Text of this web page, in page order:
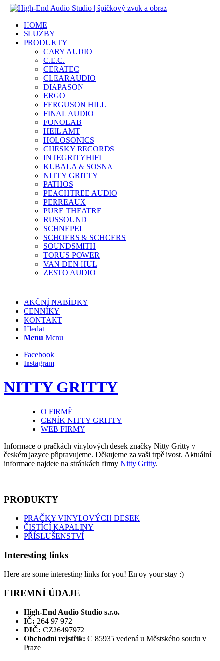
HOME
SLUŽBY
PRODUKTY
CARY AUDIO
C.E.C.
CERATEC
CLEARAUDIO
DIAPASON
ERGO
FERGUSON HILL
FINAL AUDIO
FONOLAB
HEIL AMT
HOLOSONICS
CHESKY RECORDS
INTEGRITYHIFI
KUBALA & SOSNA
NITTY GRITTY
PATHOS
PEACHTREE AUDIO
PERREAUX
PURE THEATRE
RUSSOUND
SCHNEPEL
SCHOERS & SCHOERS
SOUNDSMITH
TORUS POWER
VAN DEN HUL
ZESTO AUDIO
AKČNÍ NABÍDKY
CENNÍKY
KONTAKT
Hledat
Menu Menu
Facebook
Instagram
NITTY GRITTY
O FIRMĚ
CENÍK NITTY GRITTY
WEB FIRMY
Informace o pračkách vinylových desek značky Nitty Gritty v
českém jazyce připravujeme. Děkujeme za vaši trpělivost. Aktuální
informace najdete na stránkách firmy Nitty Gritty.
PRODUKTY
PRAČKY VINYLOVÝCH DESEK
ČISTÍCÍ KAPALINY
PŘÍSLUŠENSTVÍ
Interesting links
Here are some interesting links for you! Enjoy your stay :)
FIREMNÍ ÚDAJE
High-End Audio Studio s.r.o.
IČ: 264 97 972
DIČ: CZ26497972
Obchodní rejstřík: C 85935 vedená u Městského soudu v
Praze